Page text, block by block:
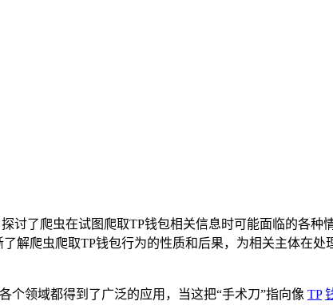
讨了爬虫在试图爬取TP钱包相关信息时可能面临的各种
解爬虫爬取TP钱包行为的性质和后果，为相关主体在处
个领域都得到了广泛的应用，当这把“手术刀”指向像 TP